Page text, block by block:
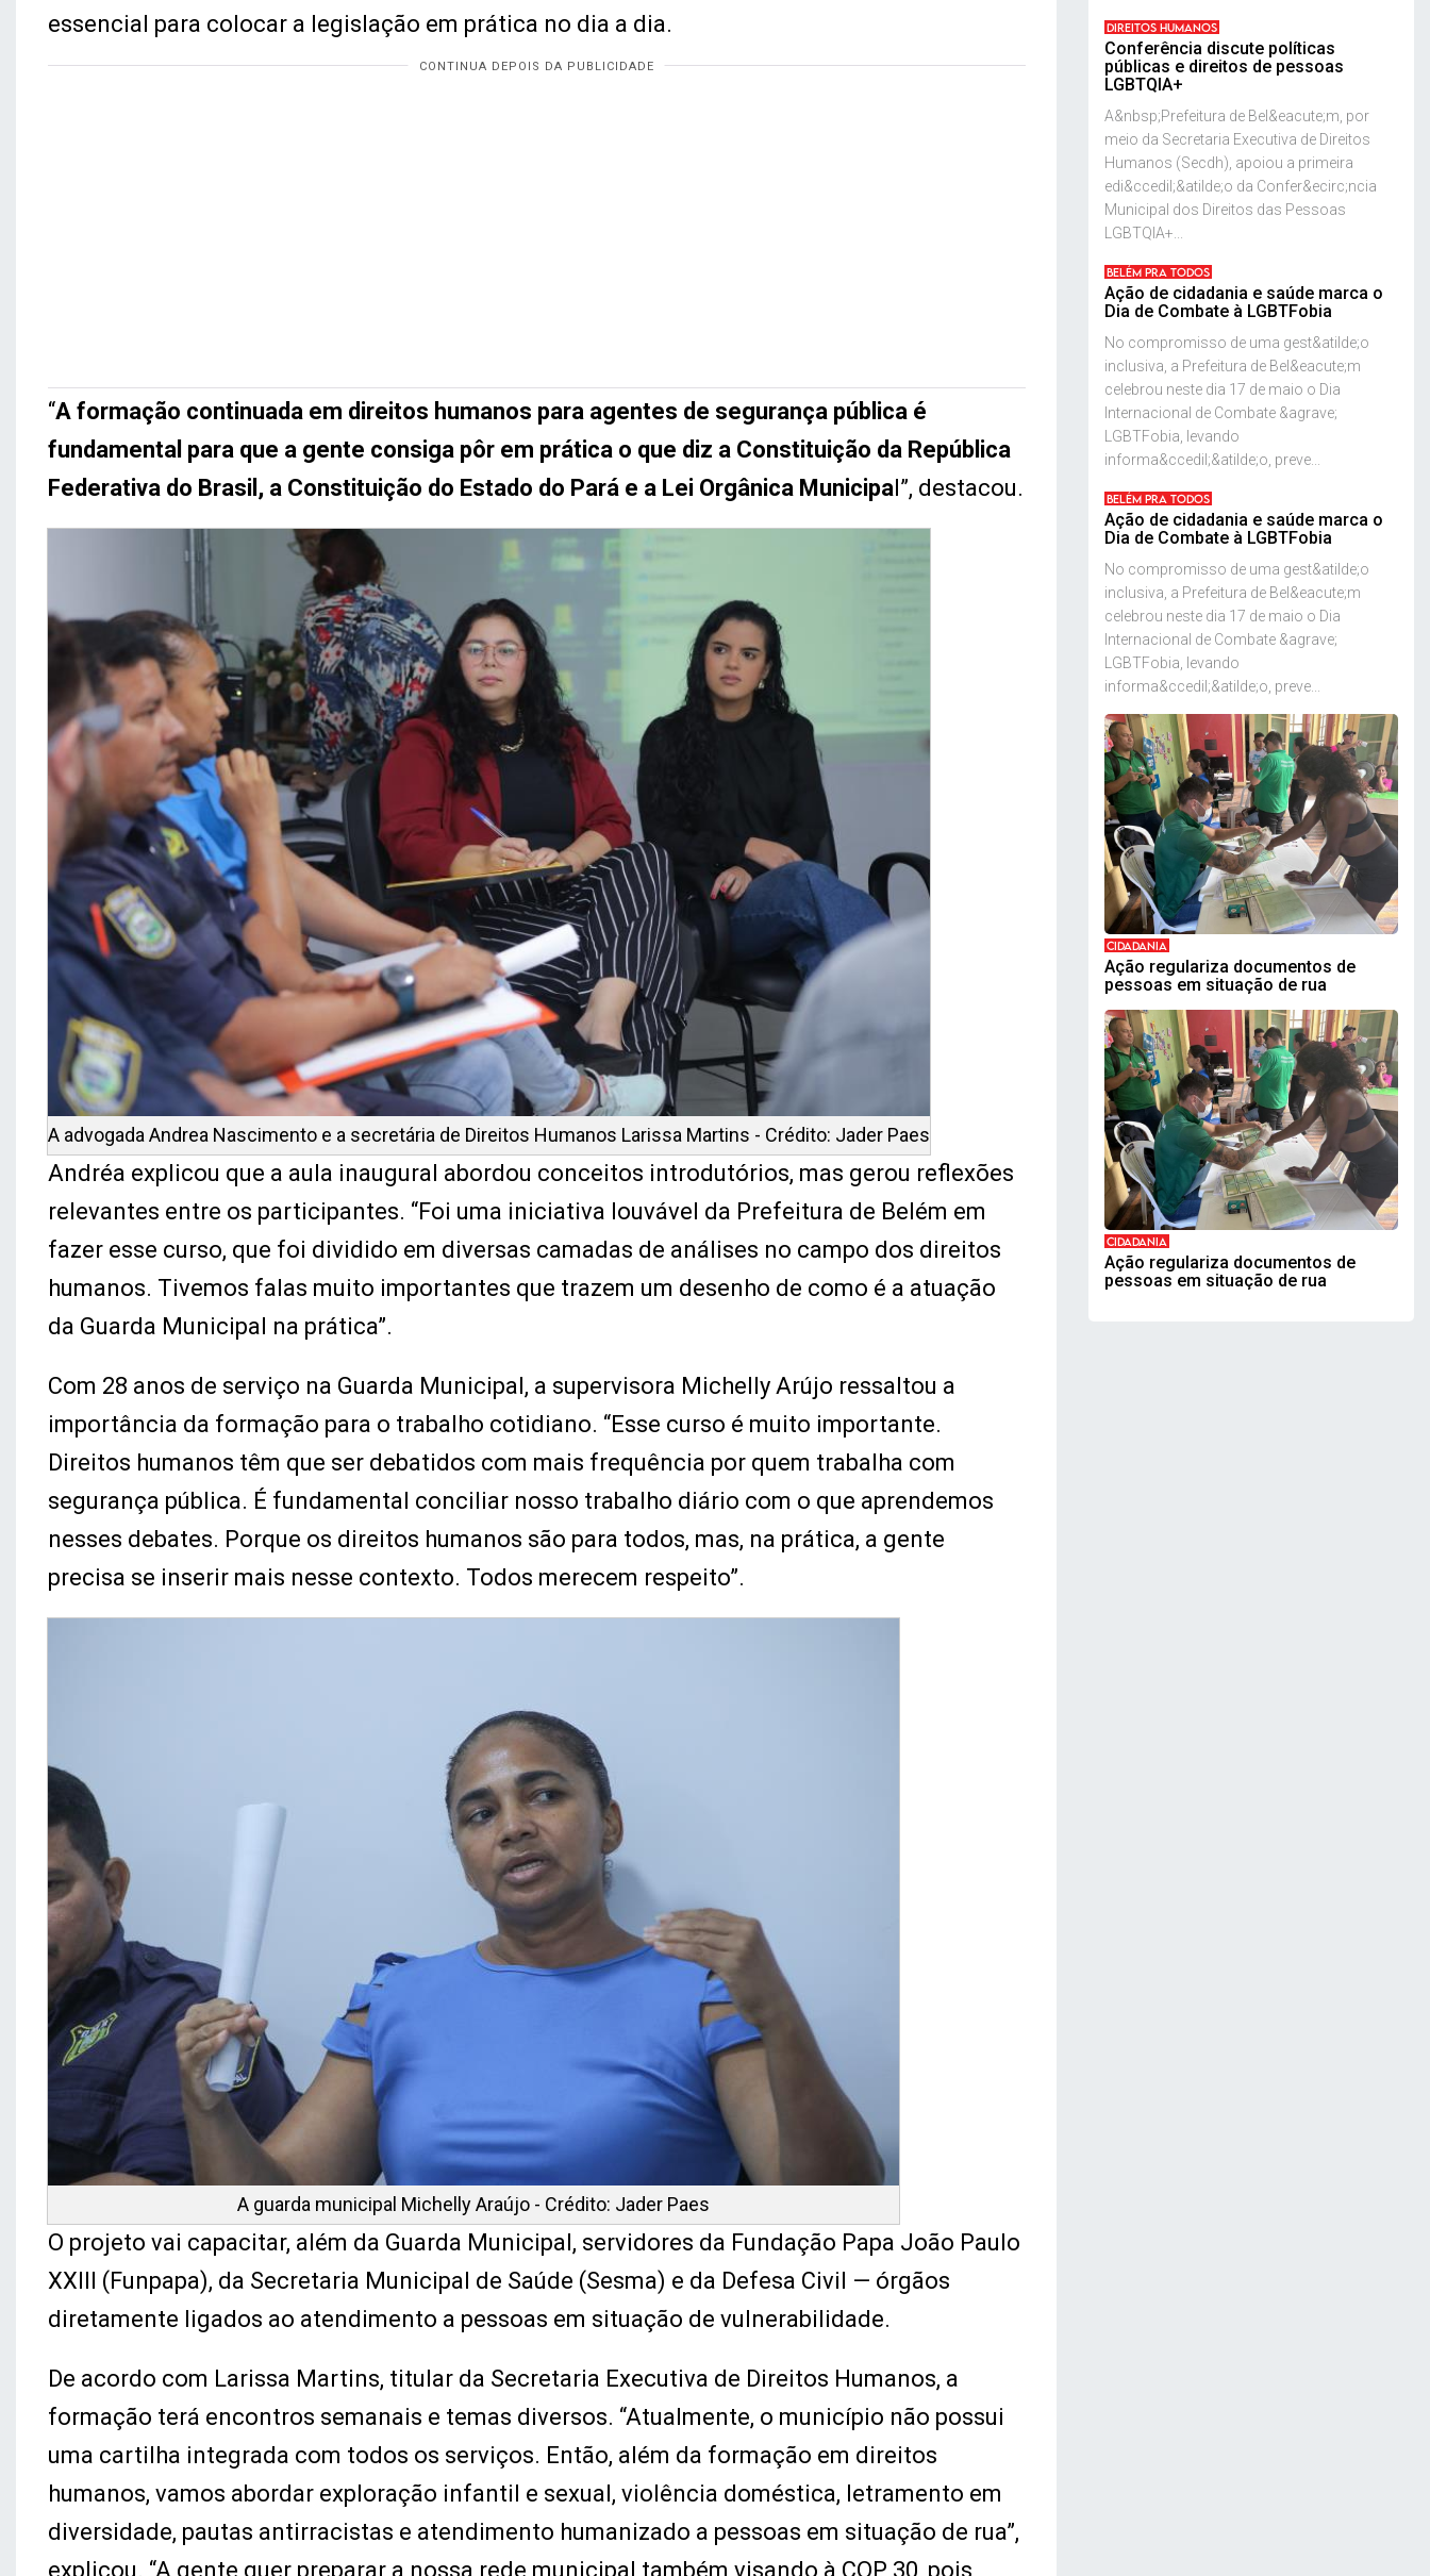
essencial para colocar a legislação em prática no dia a dia.
“A formação continuada em direitos humanos para agentes de segurança pública é
fundamental para que a gente consiga pôr em prática o que diz a Constituição da República
Federativa do Brasil, a Constituição do Estado do Pará e a Lei Orgânica Municipal”, destacou.
A advogada Andrea Nascimento e a secretária de Direitos Humanos Larissa Martins - Crédito: Jader Paes
Andréa explicou que a aula inaugural abordou conceitos introdutórios, mas gerou reflexões
relevantes entre os participantes. “Foi uma iniciativa louvável da Prefeitura de Belém em
fazer esse curso, que foi dividido em diversas camadas de análises no campo dos direitos
humanos. Tivemos falas muito importantes que trazem um desenho de como é a atuação
da Guarda Municipal na prática”.
Com 28 anos de serviço na Guarda Municipal, a supervisora Michelly Arújo ressaltou a
importância da formação para o trabalho cotidiano. “Esse curso é muito importante.
Direitos humanos têm que ser debatidos com mais frequência por quem trabalha com
segurança pública. É fundamental conciliar nosso trabalho diário com o que aprendemos
nesses debates. Porque os direitos humanos são para todos, mas, na prática, a gente
precisa se inserir mais nesse contexto. Todos merecem respeito”.
A guarda municipal Michelly Araújo - Crédito: Jader Paes
O projeto vai capacitar, além da Guarda Municipal, servidores da Fundação Papa João Paulo
XXIII (Funpapa), da Secretaria Municipal de Saúde (Sesma) e da Defesa Civil — órgãos
diretamente ligados ao atendimento a pessoas em situação de vulnerabilidade.
De acordo com Larissa Martins, titular da Secretaria Executiva de Direitos Humanos, a
formação terá encontros semanais e temas diversos. “Atualmente, o município não possui
uma cartilha integrada com todos os serviços. Então, além da formação em direitos
humanos, vamos abordar exploração infantil e sexual, violência doméstica, letramento em
diversidade, pautas antirracistas e atendimento humanizado a pessoas em situação de rua”,
explicou. “A gente quer preparar a nossa rede municipal também visando à COP 30, pois
DIREITOS HUMANOS
Conferência discute políticas
públicas e direitos de pessoas
LGBTQIA+
A&nbsp;Prefeitura de Bel&eacute;m, por
meio da Secretaria Executiva de Direitos
Humanos (Secdh), apoiou a primeira
edi&ccedil;&atilde;o da Confer&ecirc;ncia
Municipal dos Direitos das Pessoas
LGBTQIA+...
BELÉM PRA TODOS
Ação de cidadania e saúde marca o
Dia de Combate à LGBTFobia
No compromisso de uma gest&atilde;o
inclusiva, a Prefeitura de Bel&eacute;m
celebrou neste dia 17 de maio o Dia
Internacional de Combate &agrave;
LGBTFobia, levando
informa&ccedil;&atilde;o, preve...
BELÉM PRA TODOS
Ação de cidadania e saúde marca o
Dia de Combate à LGBTFobia
No compromisso de uma gest&atilde;o
inclusiva, a Prefeitura de Bel&eacute;m
celebrou neste dia 17 de maio o Dia
Internacional de Combate &agrave;
LGBTFobia, levando
informa&ccedil;&atilde;o, preve...
CIDADANIA
Ação regulariza documentos de
pessoas em situação de rua
CIDADANIA
Ação regulariza documentos de
pessoas em situação de rua